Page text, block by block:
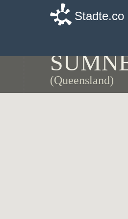
Stadte.co
(Queensland)
Stadte.co